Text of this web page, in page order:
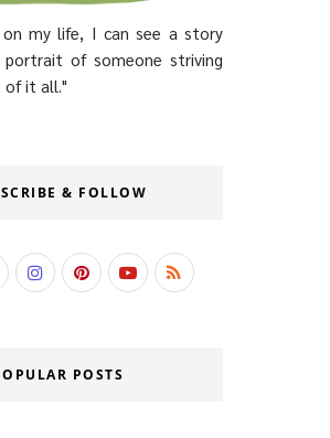
on my life, I can see a story
of someone striving
of it all."
& FOLLOW
POSTS